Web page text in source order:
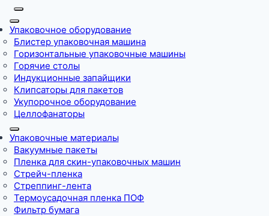
Упаковочное оборудование
Блистер упаковочная машина
Горизонтальные упаковочные машины
Горячие столы
Индукционные запайщики
Клипсаторы для пакетов
Укупорочное оборудование
Целлофанаторы
Упаковочные материалы
Вакуумные пакеты
Пленка для скин-упаковочных машин
Стрейч-пленка
Стреппинг-лента
Термоусадочная пленка ПОФ
Фильтр бумага